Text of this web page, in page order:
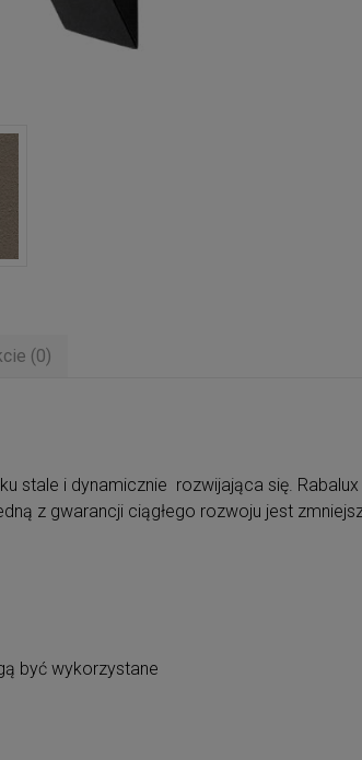
(0)
stale i dynamicznie rozwijająca się.
z gwarancji ciągłego rozwoju jest
być wykorzystane